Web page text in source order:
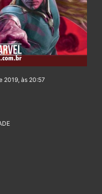
2019, às 20:57